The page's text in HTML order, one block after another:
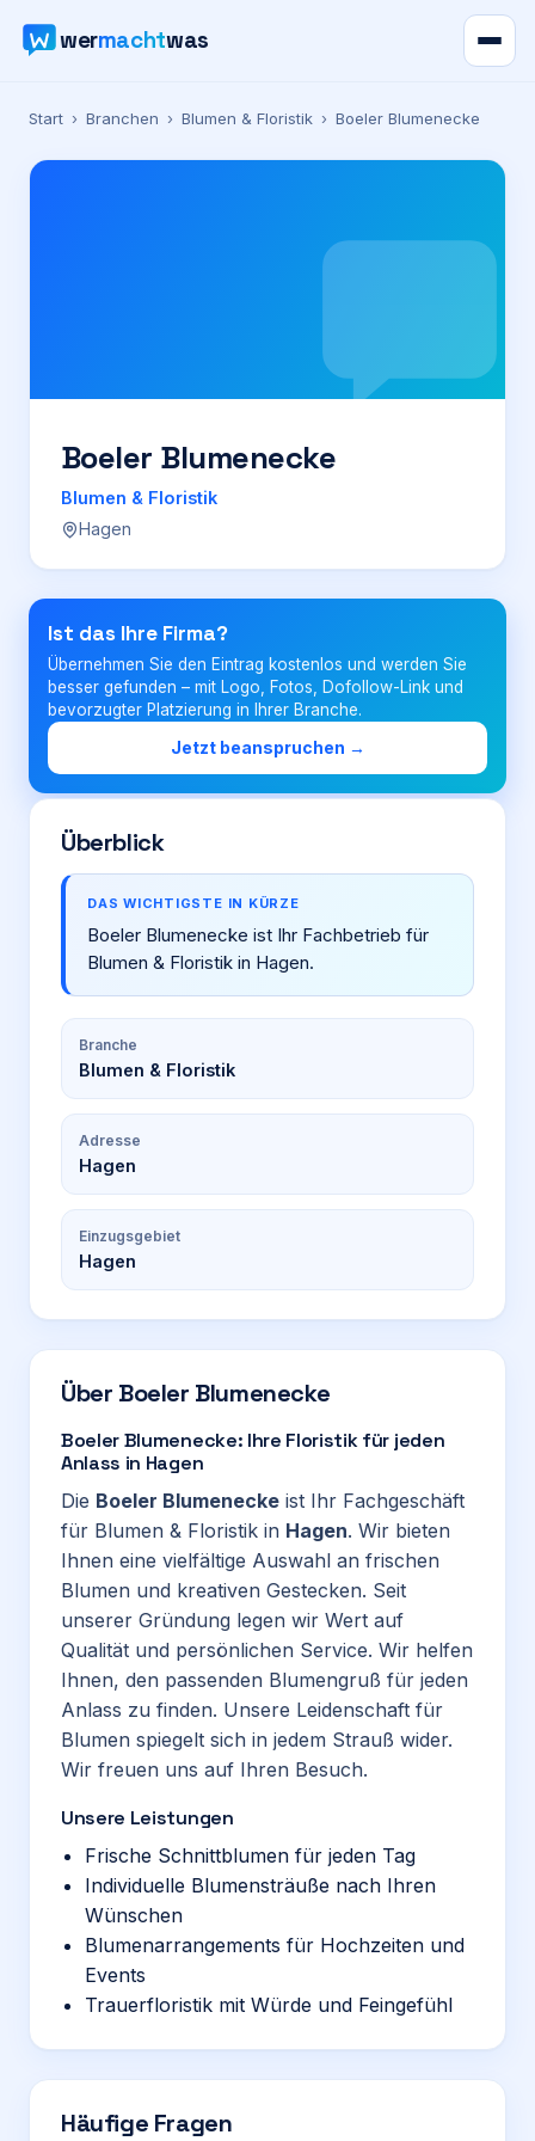
wermachtwas
Verzeichnis
Karte
Preise
Für Firmen
Login
Firma eintragen
Start › Branchen › Blumen & Floristik › Boeler Blumenecke
Boeler Blumenecke
Blumen & Floristik
Hagen
Ist das Ihre Firma?
Übernehmen Sie den Eintrag kostenlos und werden Sie
besser gefunden – mit Logo, Fotos, Dofollow-Link und
bevorzugter Platzierung in Ihrer Branche.
Jetzt beanspruchen →
Überblick
DAS WICHTIGSTE IN KÜRZE
Boeler Blumenecke ist Ihr Fachbetrieb für
Blumen & Floristik in Hagen.
Branche
Blumen & Floristik
Adresse
Hagen
Einzugsgebiet
Hagen
Über Boeler Blumenecke
Boeler Blumenecke: Ihre Floristik für jeden
Anlass in Hagen
Die Boeler Blumenecke ist Ihr Fachgeschäft
für Blumen & Floristik in Hagen. Wir bieten
Ihnen eine vielfältige Auswahl an frischen
Blumen und kreativen Gestecken. Seit
unserer Gründung legen wir Wert auf
Qualität und persönlichen Service. Wir helfen
Ihnen, den passenden Blumengruß für jeden
Anlass zu finden. Unsere Leidenschaft für
Blumen spiegelt sich in jedem Strauß wider.
Wir freuen uns auf Ihren Besuch.
Unsere Leistungen
Frische Schnittblumen für jeden Tag
Individuelle Blumensträuße nach Ihren
Wünschen
Blumenarrangements für Hochzeiten und
Events
Trauerfloristik mit Würde und Feingefühl
Häufige Fragen